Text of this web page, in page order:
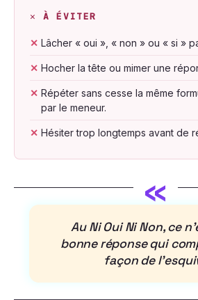
✕ À ÉVITER
✕ Lâcher « oui », « non » ou « si »
✕ Hocher la tête ou mimer une
✕ Répéter sans cesse la même
par le meneur.
✕ Hésiter trop longtemps avant de
«
Au Ni Oui Ni Non, ce
bonne réponse qui
façon de